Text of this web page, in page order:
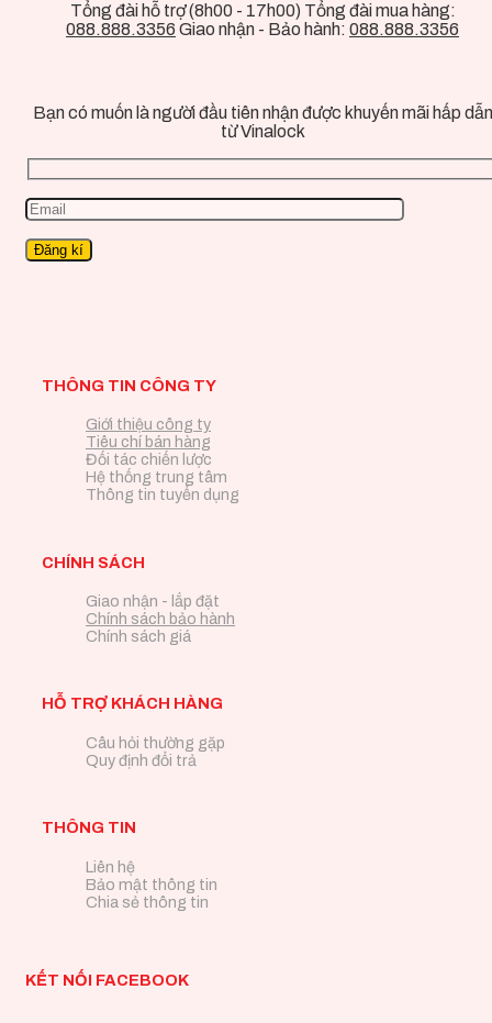
Tổng đài hỗ trợ (8h00 - 17h00) Tổng đài mua hàng:
088.888.3356 Giao nhận - Bảo hành: 088.888.3356
Bạn có muốn là người đầu tiên nhận được khuyến mãi hấp dẫn
từ Vinalock
THÔNG TIN CÔNG TY
Giới thiệu công ty
Tiêu chí bán hàng
Đối tác chiến lược
Hệ thống trung tâm
Thông tin tuyển dụng
CHÍNH SÁCH
Giao nhận - lắp đặt
Chính sách bảo hành
Chính sách giá
HỖ TRỢ KHÁCH HÀNG
Câu hỏi thường gặp
Quy định đổi trả
THÔNG TIN
Liên hệ
Bảo mật thông tin
Chia sẻ thông tin
KẾT NỐI FACEBOOK